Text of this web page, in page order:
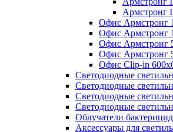
Армстронг
Офис Армстронг
Офис Армстронг
Офис Армстронг
Офис Армстронг
Офис Clip-in
Светодиодные
Светодиодные
Светодиодные
Светодиодные
Облучатели
Аксессуары для